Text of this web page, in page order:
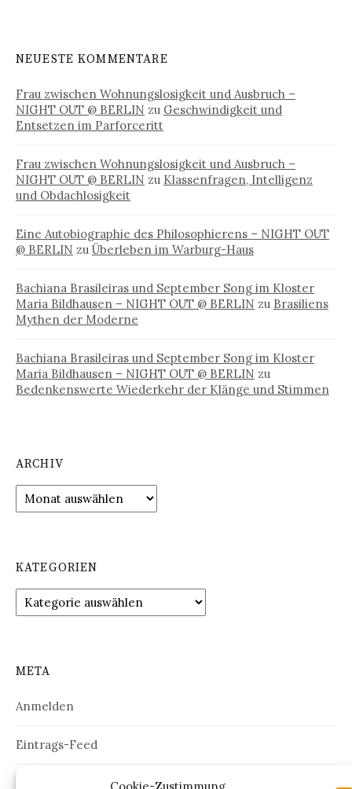
NEUESTE KOMMENTARE
Frau zwischen Wohnungslosigkeit und Ausbruch –
NIGHT OUT @ BERLIN zu Geschwindigkeit und
Entsetzen im Parforceritt
Frau zwischen Wohnungslosigkeit und Ausbruch –
NIGHT OUT @ BERLIN zu Klassenfragen, Intelligenz
und Obdachlosigkeit
Eine Autobiographie des Philosophierens – NIGHT OUT
@ BERLIN zu Überleben im Warburg-Haus
Bachiana Brasileiras und September Song im Kloster
Maria Bildhausen – NIGHT OUT @ BERLIN zu Brasiliens
Mythen der Moderne
Bachiana Brasileiras und September Song im Kloster
Maria Bildhausen – NIGHT OUT @ BERLIN zu
Bedenkenswerte Wiederkehr der Klänge und Stimmen
ARCHIV
Archiv
KATEGORIEN
Kategorien
META
Anmelden
Eintrags-Feed
Kommentar-Feed